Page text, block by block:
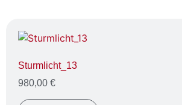
Sturmlicht_13
980,00 €